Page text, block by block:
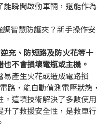
能瞬間啟動車輛，還能作為
智慧防護夾？新手操作安
充、防短路及防火花等十
不會損壞電瓶或主機。
易產生火花或造成電路損
路，能自動偵測電壓狀態，
這項技術解決了多數使用
升了救援安全性，是救車行